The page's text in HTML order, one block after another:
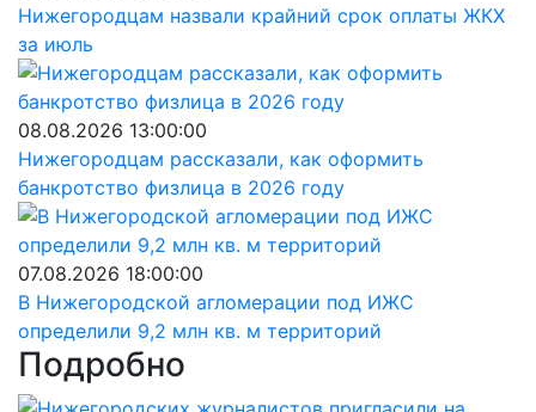
Нижегородцам назвали крайний срок оплаты ЖКХ
за июль
08.08.2026 13:00:00
Нижегородцам рассказали, как оформить
банкротство физлица в 2026 году
07.08.2026 18:00:00
В Нижегородской агломерации под ИЖС
определили 9,2 млн кв. м территорий
Подробно